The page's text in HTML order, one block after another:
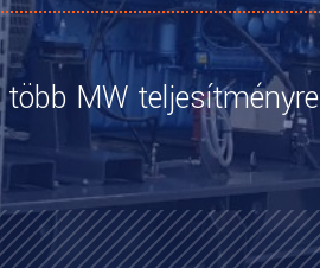
MW teljesítményre